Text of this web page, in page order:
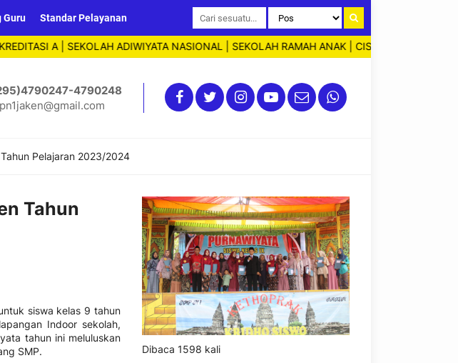
Guru Standar Pelayanan
A | SEKOLAH ADIWIYATA NASIONAL | SEKOLAH RAMAH ANAK | CISWA WIDYA CASTRA
4790248
Pelajaran 2023/2024
Tahun
siswa kelas 9 tahun
Indoor sekolah,
tahun ini meluluskan
SMP.
Dibaca 1598 kali